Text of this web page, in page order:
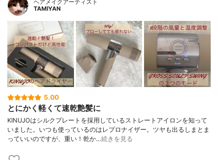
ヘアメイクアーティスト
TAMIYAN
5.00
とにかく軽くて速乾艶髪に
KINUJOはシルクプレートを採用しているストレートアイロンを知って
いました。いつも使っているのはレプロナイザー。ツヤも出るしまとま
っていいのですが、重い！乾か…続きを見る